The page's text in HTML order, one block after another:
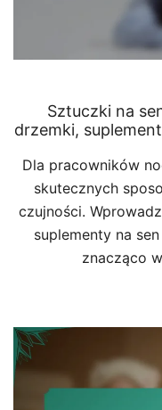
Sztuczki na
drzemki,
Dla pracowników
skutecznych
czujności.
suplementy na
znacząco